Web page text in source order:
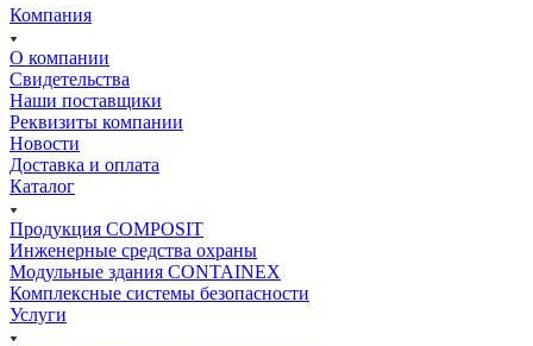
Компания
О компании
Свидетельства
Наши поставщики
Реквизиты компании
Новости
Доставка и оплата
Каталог
Продукция COMPOSIT
Инженерные средства охраны
Модульные здания CONTAINEX
Комплексные системы безопасности
Услуги